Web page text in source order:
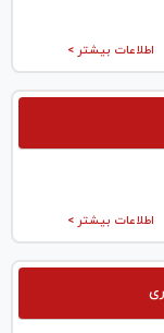
اطلاعات بیشتر >
اطلاعات بیشتر >